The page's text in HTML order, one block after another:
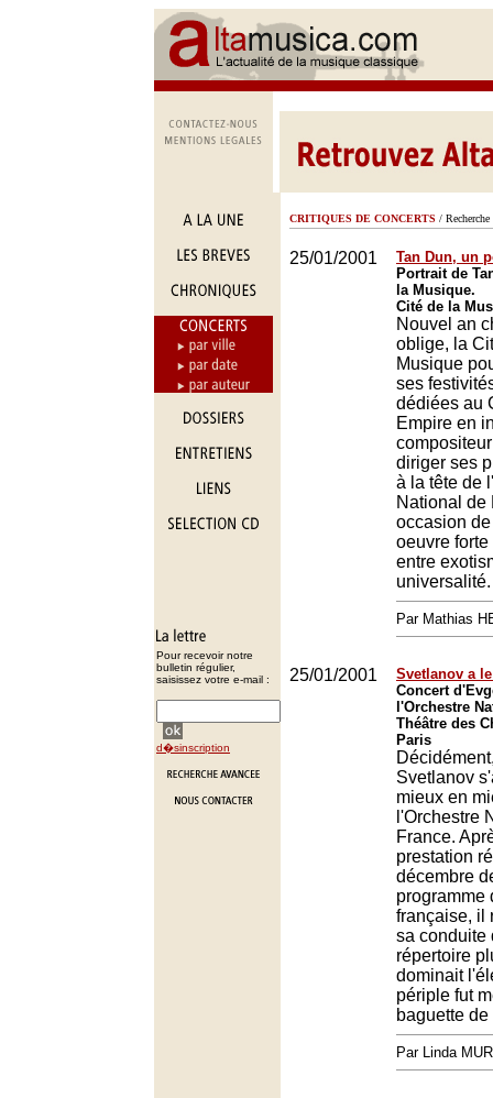
Pour recevoir notre
bulletin régulier,
saisissez votre e-mail :
d�sinscription
CRITIQUES DE CONCERTS / Recherche
25/01/2001
Tan Dun, un
Portrait de
la Musique.
Cité de la
Nouvel an
oblige, la
Musique
ses
dédiées au
Empire en
diriger ses
à la tête de
National de
occasion
oeuvre
entre
universalité.
Par Mathias
25/01/2001
Svetlanov a
Concert
l'Orchestre
Théâtre des
Paris
Svetlanov
mieux en
l'Orchestre
France.
prestation
décembre
programme
française, il
sa conduite
répertoire
dominait
périple fut
baguette de
Par Linda